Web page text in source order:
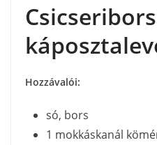
Hozzávalói:
só, bors
1 mokkáskanál